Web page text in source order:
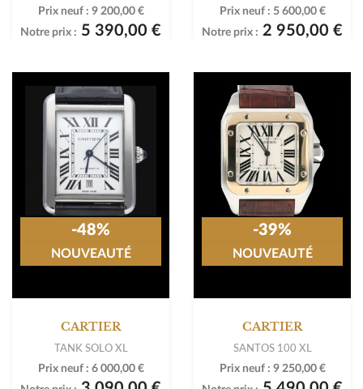
Prix neuf : 9 200,00 €
Notre prix : 5 390,00 €
Prix neuf : 5 600,00 €
Notre prix : 2 950,00 €
CARTIER
TANK SOLO XL
Prix neuf : 6 000,00 €
-48%
NOUVEAUTÉ
CARTIER
SANTOS 100 XL
Prix neuf : 9 250,00 €
-39%
NOUVEAUTÉ